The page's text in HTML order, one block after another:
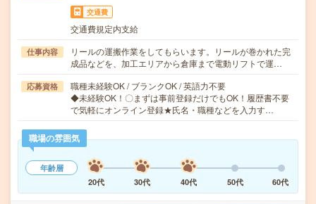
交通費
交通費規定内支給
仕事内容
リールの運搬作業をしてもらいます。リールが巻かれた完
成品などを、加工エリアから倉庫まで電動リフトで運…
応募資格
職種未経験OK / ブランクOK / 英語力不要
◆未経験OK！〇まずは事前登録だけでもOK！履歴書不要
で気軽にオンライン登録★氏名・職種などを入力す…
職場の雰囲気
年齢層
20代
30代 40代 50代 60代